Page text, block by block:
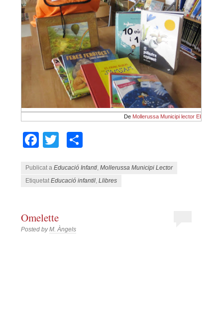
De Mollerussa Municipi lector EI
Facebook
Twitter
Publicat aEducació Infantl,Mollerussa Municipi Lector
EtiquetatEducació infantil,Llibres
Omelette
Posted byM. Àngels